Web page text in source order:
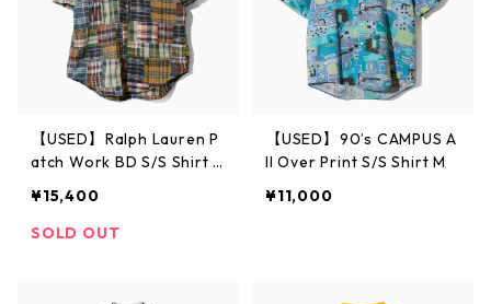
【USED】Ralph Lauren P
atch Work BD S/S Shirt X
¥15,400
SOLD OUT
【USED】90’s CAMPUS A
ll Over Print S/S Shirt M
¥11,000